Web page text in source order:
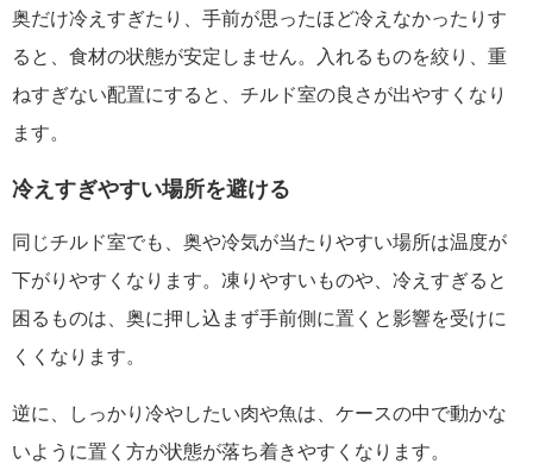
奥だけ冷えすぎたり、手前が思ったほど冷えなかったりす
ると、食材の状態が安定しません。入れるものを絞り、重
ねすぎない配置にすると、チルド室の良さが出やすくなり
ます。
冷えすぎやすい場所を避ける
同じチルド室でも、奥や冷気が当たりやすい場所は温度が
下がりやすくなります。凍りやすいものや、冷えすぎると
困るものは、奥に押し込まず手前側に置くと影響を受けに
くくなります。
逆に、しっかり冷やしたい肉や魚は、ケースの中で動かな
いように置く方が状態が落ち着きやすくなります。